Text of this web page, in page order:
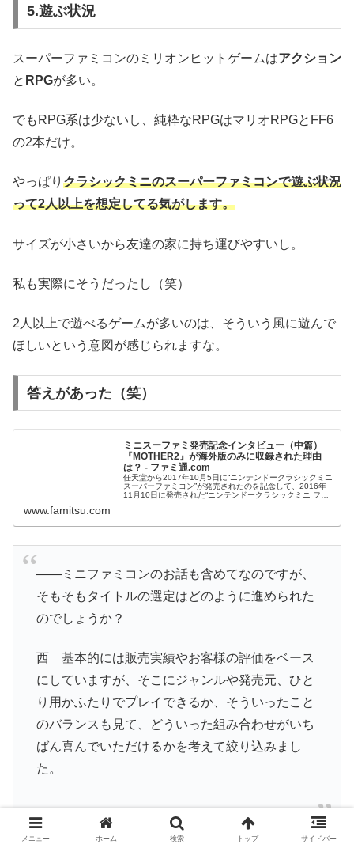
5.遊ぶ状況
スーパーファミコンのミリオンヒットゲームはアクション
と RPGが多い。
でもRPG系は少ないし、純粋なRPGはマリオRPGとFF6
の2本だけ。
やっぱり クラシックミニのスーパーファミコンで遊ぶ状況
って2人以上を想定してる気がします。
サイズが小さいから友達の家に持ち運びやすいし。
私も実際にそうだったし（笑）
2人以上で遊べるゲームが多いのは、そういう風に遊んで
ほしいという意図が感じられますな。
答えがあった（笑）
ミニスーファミ発売記念インタビュー（中篇）
『MOTHER2』が海外版のみに収録された理由
は？ - ファミ通.com
任天堂から2017年10月5日に“ニンテンドークラシックミニ
スーパーファミコン”が発売されたのを記念して、2016年
11月10日に発売された“ニンテンドークラシックミニ ファ
www.famitsu.com
――ミニファミコンのお話も含めてなのですが、
そもそもタイトルの選定はどのように進められた
のでしょうか？
西 基本的には販売実績やお客様の評価をベース
にしていますが、そこにジャンルや発売元、ひと
り用かふたりでプレイできるか、そういったこと
のバランスも見て、どういった組み合わせがいち
ばん喜んでいただけるかを考えて絞り込みまし
た。
メニュー ホーム 検索 トップ サイドバー